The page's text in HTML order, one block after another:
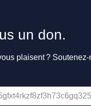
un don.
plaisent ?